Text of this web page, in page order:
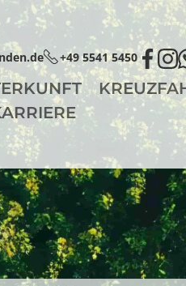
+49 5541 5450